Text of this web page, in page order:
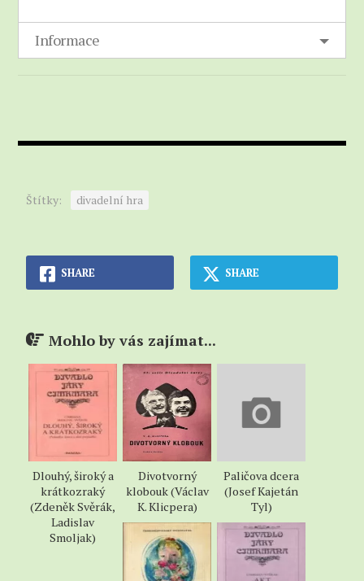
Informace
Štítky: divadelní hra
SHARE SHARE
Mohlo by vás zajímat...
Dlouhý, široký a
krátkozraký
(Zdeněk Svěrák,
Ladislav
Smoljak)
Divotvorný
klobouk (Václav
K. Klicpera)
Paličova dcera
(Josef Kajetán
Tyl)